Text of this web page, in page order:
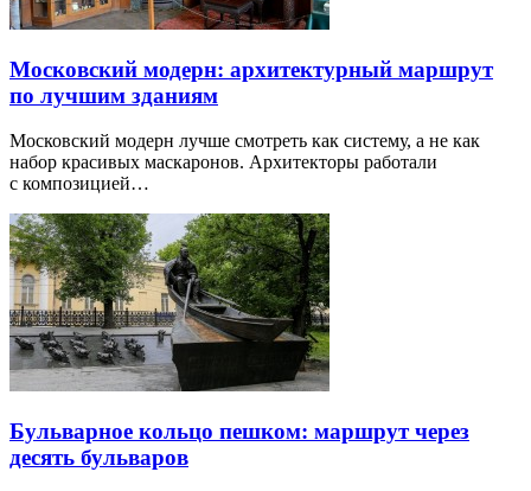
Московский модерн: архитектурный маршрут
по лучшим зданиям
Московский модерн лучше смотреть как систему, а не как
набор красивых маскаронов. Архитекторы работали
с композицией…
Бульварное кольцо пешком: маршрут через
десять бульваров